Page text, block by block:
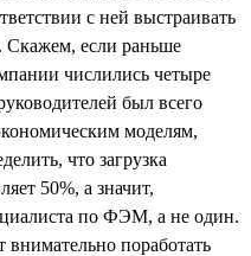
с ней выстраивать
Скажем, если раньше
числились четыре
был всего
моделям,
что загрузка
50%, а значит,
по ФЭМ, а не один.
внимательно поработать